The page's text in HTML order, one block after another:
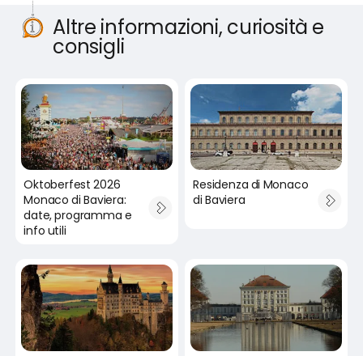
Altre informazioni, curiosità e
consigli
Oktoberfest 2026
Monaco di Baviera:
date, programma e
info utili
Residenza di Monaco
di Baviera